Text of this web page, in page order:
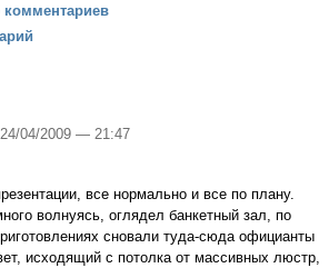
Ладога
комментариев
04/2009 — 21:47
все нормально и все по плану.
волнуясь, оглядел банкетный зал, по
сновали туда-сюда официанты
исходящий с потолка от массивных люстр,